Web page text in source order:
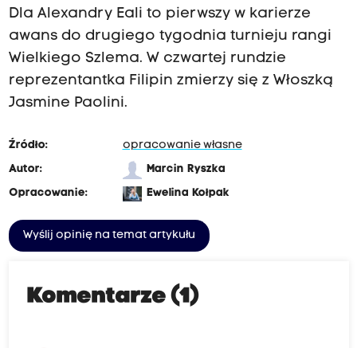
Dla Alexandry Eali to pierwszy w karierze
awans do drugiego tygodnia turnieju rangi
Wielkiego Szlema. W czwartej rundzie
reprezentantka Filipin zmierzy się z Włoszką
Jasmine Paolini.
Źródło:
opracowanie własne
Autor:
Marcin Ryszka
Opracowanie:
Ewelina Kołpak
Wyślij opinię na temat artykułu
Komentarze (1)